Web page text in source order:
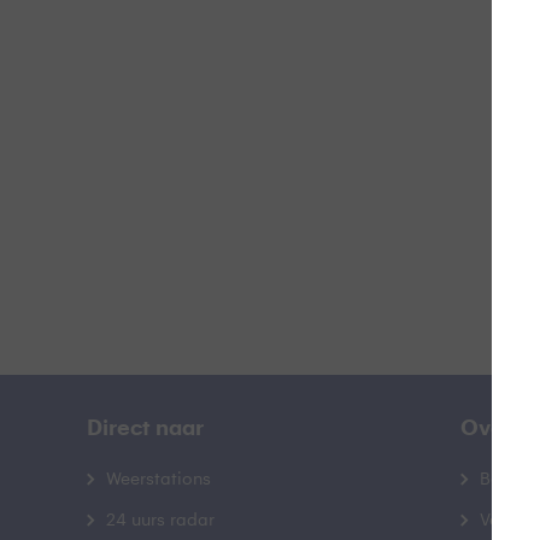
Direct naar
Weerstations
24 uurs radar
Over